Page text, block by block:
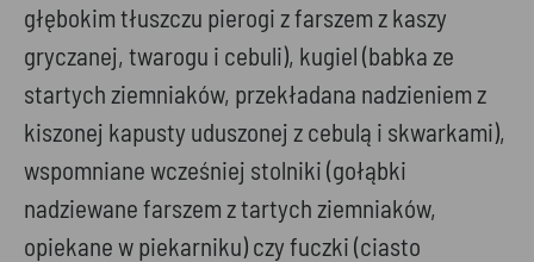
głębokim tłuszczu pierogi z farszem z kaszy
gryczanej, twarogu i cebuli), kugiel (babka ze
startych ziemniaków, przekładana nadzieniem z
kiszonej kapusty uduszonej z cebulą i skwarkami),
wspomniane wcześniej stolniki (gołąbki
nadziewane farszem z tartych ziemniaków,
opiekane w piekarniku) czy fuczki (ciasto